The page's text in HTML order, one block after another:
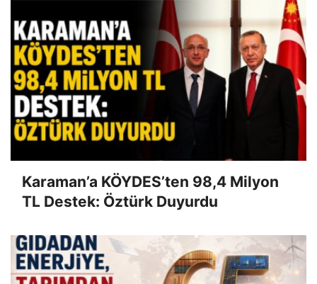
Karaman’a KÖYDES’ten 98,4 Milyon
TL Destek: Öztürk Duyurdu